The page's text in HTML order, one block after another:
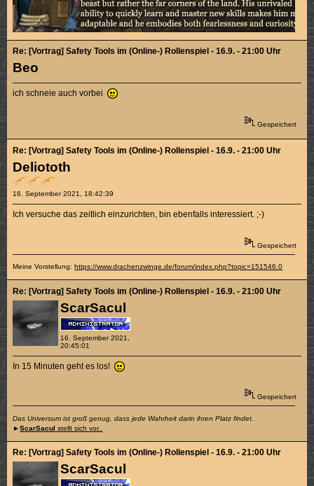
Beo
Re: [Vortrag] Safety Tools im (Online-) Rollenspiel - 16.9. - 21:00 Uhr
ich schneie auch vorbei
Gespeichert
Deliototh
16. September 2021, 18:42:39
Re: [Vortrag] Safety Tools im (Online-) Rollenspiel - 16.9. - 21:00 Uhr
Ich versuche das zeitlich einzurichten, bin ebenfalls interessiert. ;-)
Gespeichert
Meine Vorstellung:https://www.drachenzwinge.de/forum/index.php?topic=151546.0
ScarSacul
16. September 2021,
20:45:01
Re: [Vortrag] Safety Tools im (Online-) Rollenspiel - 16.9. - 21:00 Uhr
In 15 Minuten geht es los!
Gespeichert
Das Universum ist groß genug, dass jede Wahrheit darin ihren Platz findet.
►ScarSacul stellt sich vor..
ScarSacul
Re: [Vortrag] Safety Tools im (Online-) Rollenspiel - 16.9. - 21:00 Uhr